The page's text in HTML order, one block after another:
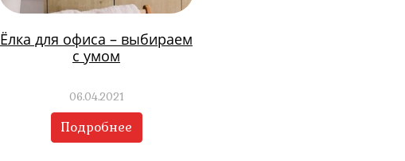
Ёлка для офиса – выбираем
с умом
06.04.2021
Подробнее